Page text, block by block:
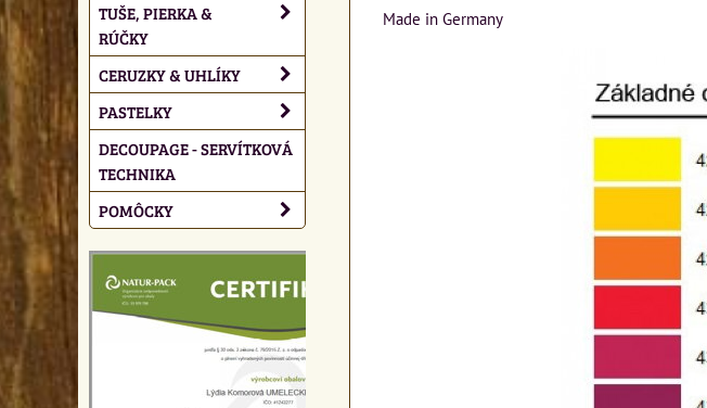
Made in Germany
TUŠE, PIERKA &
RÚČKY
CERUZKY & UHLÍKY
PASTELKY
DECOUPAGE - SERVÍTKOVÁ
TECHNIKA
POMÔCKY